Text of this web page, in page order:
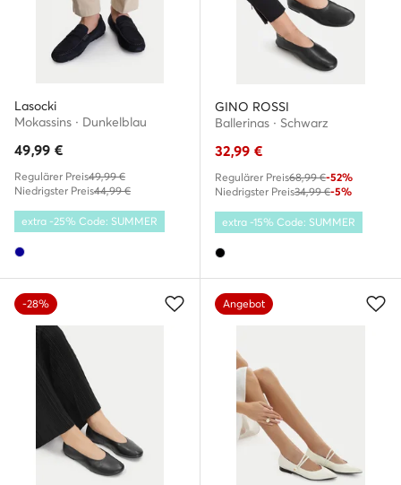
Lasocki
Mokassins · Dunkelblau
49,99 €
Regulärer Preis49,99 €
Niedrigster Preis44,99 €
extra -25% Code: SUMMER
GINO ROSSI
Ballerinas · Schwarz
32,99 €
Regulärer Preis68,99 €-52%
Niedrigster Preis34,99 €-5%
extra -15% Code: SUMMER
-28% Angebot